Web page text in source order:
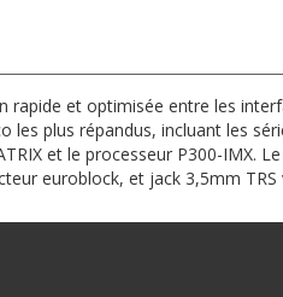
rapide et optimisée entre les
les plus répandus, incluant les
et le processeur P300-IMX.
euroblock, et jack 3,5mm